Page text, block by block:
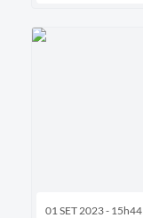
01 SET 2023 - 15h44